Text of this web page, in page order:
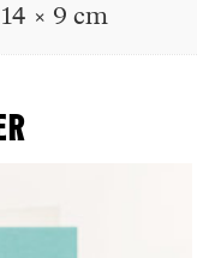
14 × 9 cm